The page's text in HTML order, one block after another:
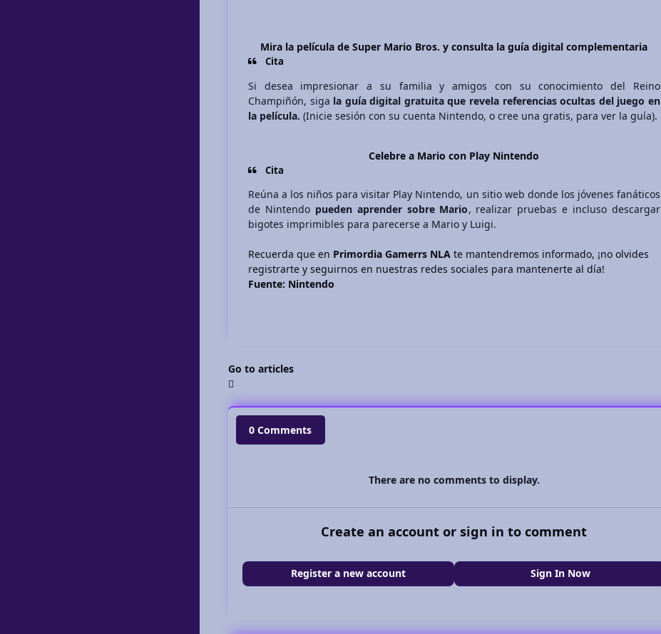
Mira la película de Super Mario Bros. y consulta la guía digital complementaria
Cita
Si desea impresionar a su familia y amigos con su conocimiento del Reino
Champiñón, siga la guía digital gratuita que revela referencias ocultas del juego en
la película. (Inicie sesión con su cuenta Nintendo, o cree una gratis, para ver la guía).
Celebre a Mario con Play Nintendo
Cita
Reúna a los niños para visitar Play Nintendo, un sitio web donde los jóvenes fanáticos
de Nintendo pueden aprender sobre Mario, realizar pruebas e incluso descargar
bigotes imprimibles para parecerse a Mario y Luigi.
Recuerda que en Primordia Gamerrs NLA te mantendremos informado, ¡no olvides
registrarte y seguirnos en nuestras redes sociales para mantenerte al día!
Fuente: Nintendo
Go to articles
0 Comments
There are no comments to display.
Create an account or sign in to comment
Register a new account Sign In Now